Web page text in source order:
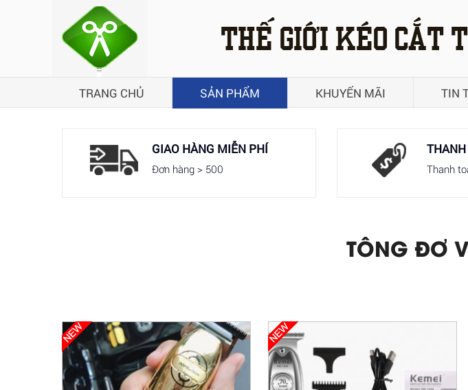
TRANG CHỦ SẢN PHẨM KHUYẾN MÃI TIN
GIAO HÀNG MIỄN PHÍ
Đơn hàng > 500 Thanh
TÔNG ĐƠ